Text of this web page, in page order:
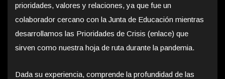
prioridades, valores y relaciones, ya que fue un
colaborador cercano con la Junta de Educación mientras
desarrollamos las Prioridades de Crisis (enlace) que
sirven como nuestra hoja de ruta durante la pandemia.
Dada su experiencia, comprende la profundidad de las